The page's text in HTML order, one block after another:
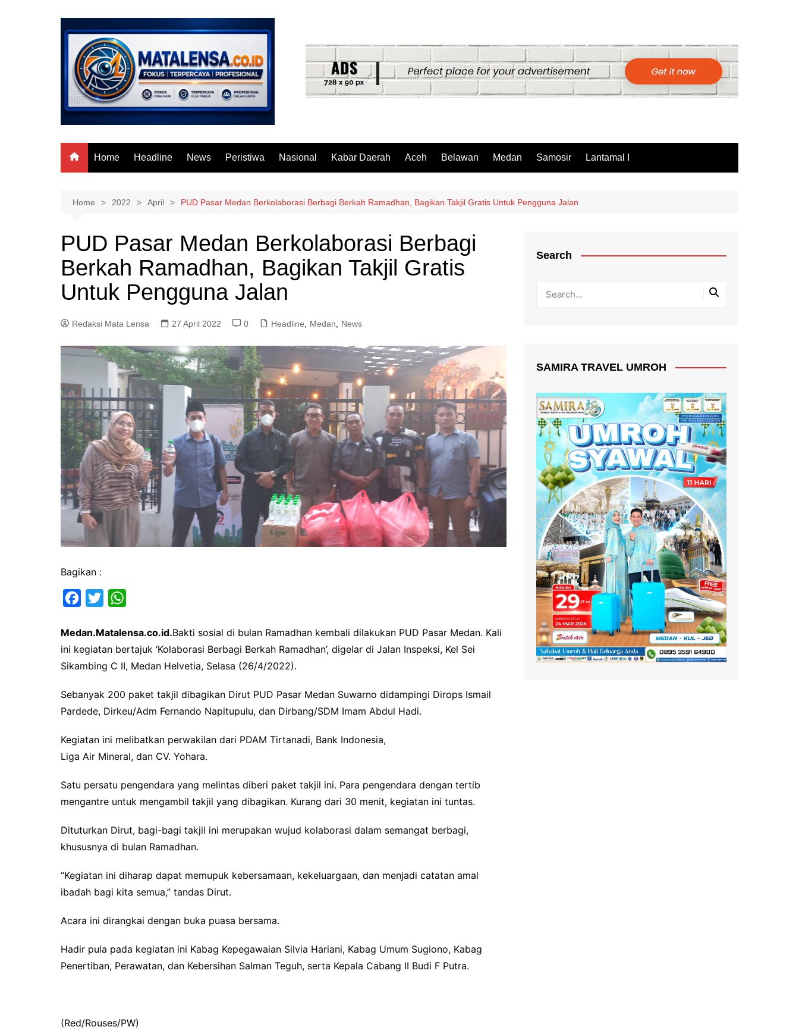
Home Headline News Peristiwa Nasional Kabar Daerah Aceh Belawan Medan Samosir Lantamal I
Home 2022 April PUD Pasar Medan Berkolaborasi Berbagi Berkah Ramadhan, Bagikan Takjil Gratis Untuk Pengguna Jalan
PUD Pasar Medan Berkolaborasi Berbagi
Berkah Ramadhan, Bagikan Takjil Gratis
Untuk Pengguna Jalan
Redaksi Mata Lensa 27 April 2022 0 Headline Medan News
Bagikan :
c
e
b
i
t
t
r
a
t
s
Medan.Matalensa.co.id.Bakti sosial di bulan Ramadhan kembali dilakukan PUD Pasar Medan. Kali
ini kegiatan bertajuk ‘Kolaborasi Berbagi Berkah Ramadhan’, digelar di Jalan Inspeksi, Kel Sei
Sikambing C II, Medan Helvetia, Selasa (26/4/2022).
Sebanyak 200 paket takjil dibagikan Dirut PUD Pasar Medan Suwarno didampingi Dirops Ismail
Pardede, Dirkeu/Adm Fernando Napitupulu, dan Dirbang/SDM Imam Abdul Hadi.
Kegiatan ini melibatkan perwakilan dari PDAM Tirtanadi, Bank Indonesia,
Liga Air Mineral, dan CV. Yohara.
Satu persatu pengendara yang melintas diberi paket takjil ini. Para pengendara dengan tertib
mengantre untuk mengambil takjil yang dibagikan. Kurang dari 30 menit, kegiatan ini tuntas.
Dituturkan Dirut, bagi-bagi takjil ini merupakan wujud kolaborasi dalam semangat berbagi,
khususnya di bulan Ramadhan.
“Kegiatan ini diharap dapat memupuk kebersamaan, kekeluargaan, dan menjadi catatan amal
ibadah bagi kita semua,” tandas Dirut.
Acara ini dirangkai dengan buka puasa bersama.
Hadir pula pada kegiatan ini Kabag Kepegawaian Silvia Hariani, Kabag Umum Sugiono, Kabag
Penertiban, Perawatan, dan Kebersihan Salman Teguh, serta Kepala Cabang II Budi F Putra.
(Red/Rouses/PW)
Search
SAMIRA TRAVEL UMROH